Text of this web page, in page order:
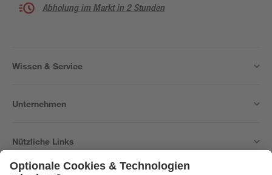
Abholung im Markt in 2 Stunden
Wissen & Service
Unternehmen
Nützliche Links